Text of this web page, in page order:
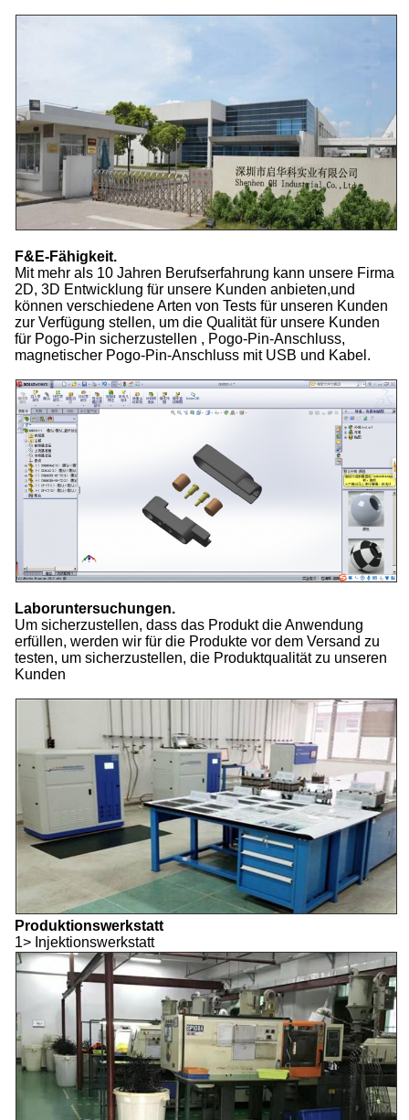
F&E-Fähigkeit.
Mit mehr als 10 Jahren Berufserfahrung kann unsere Firma
2D, 3D Entwicklung für unsere Kunden anbieten,und
können verschiedene Arten von Tests für unseren Kunden
zur Verfügung stellen, um die Qualität für unsere Kunden
für Pogo-Pin sicherzustellen , Pogo-Pin-Anschluss,
magnetischer Pogo-Pin-Anschluss mit USB und Kabel.
Laboruntersuchungen.
Um sicherzustellen, dass das Produkt die Anwendung
erfüllen, werden wir für die Produkte vor dem Versand zu
testen, um sicherzustellen, die Produktqualität zu unseren
Kunden
Produktionswerkstatt
1> Injektionswerkstatt